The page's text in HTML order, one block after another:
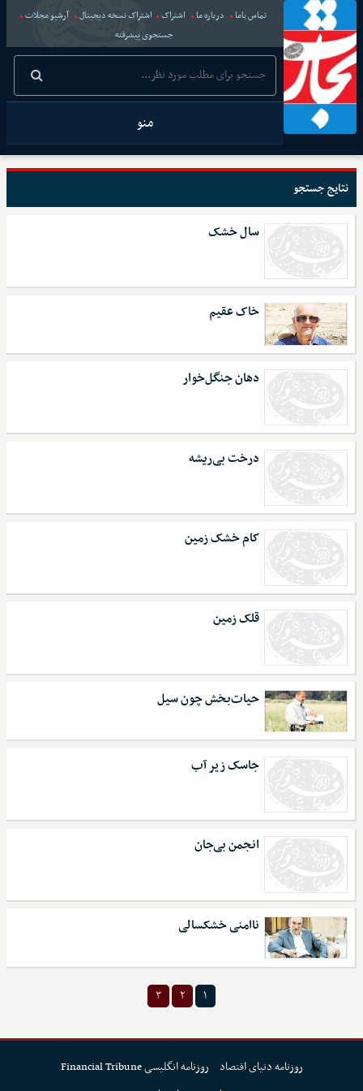
تماس باما درباره ما اشتراک اشتراک نسخه دیجیتال
آرشیو مجلات
جستجوی پیشرفته
منو
نتایج جستجو
سال خشک
خاک عقیم
دهان جنگل‌خوار
درخت بی‌ریشه
کام خشک زمین
قلک زمین
حیات‌بخش چون سیل
جاسک زیر آب
انجمن بی‌جان
ناامنی خشکسالی
۱ ۲ ۳
روزنامه دنیای اقتصاد
روزنامه انگلیسی Financial Tribune